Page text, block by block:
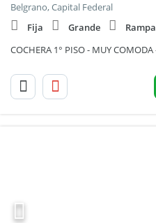
Belgrano, Capital Federal
Fija
Grande
COCHERA 1° PISO - MUY COMODA